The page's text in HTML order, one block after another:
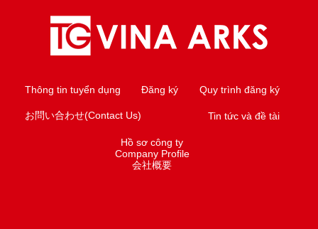
Thông tin tuyển dụng Đăng ký Quy trình đăng ký
お問い合わせ(Contact Us) Tin tức và đề tài
Hồ sơ công ty
Company Profile
会社概要